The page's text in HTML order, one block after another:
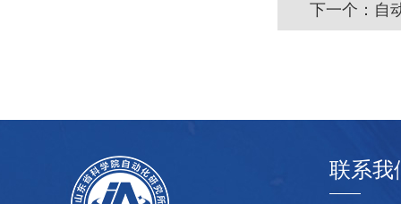
下一个： 自
联系我